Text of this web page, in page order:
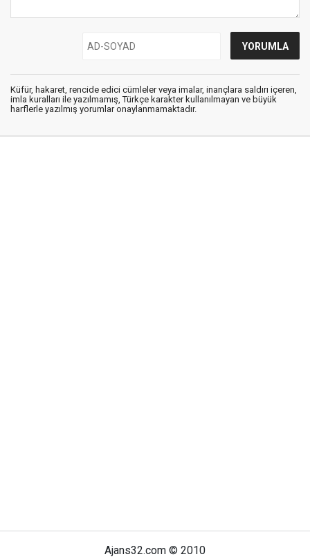
Küfür, hakaret, rencide edici cümleler veya imalar, inançlara saldırı içeren,
imla kuralları ile yazılmamış, Türkçe karakter kullanılmayan ve büyük
harflerle yazılmış yorumlar onaylanmamaktadır.
Ajans32.com © 2010